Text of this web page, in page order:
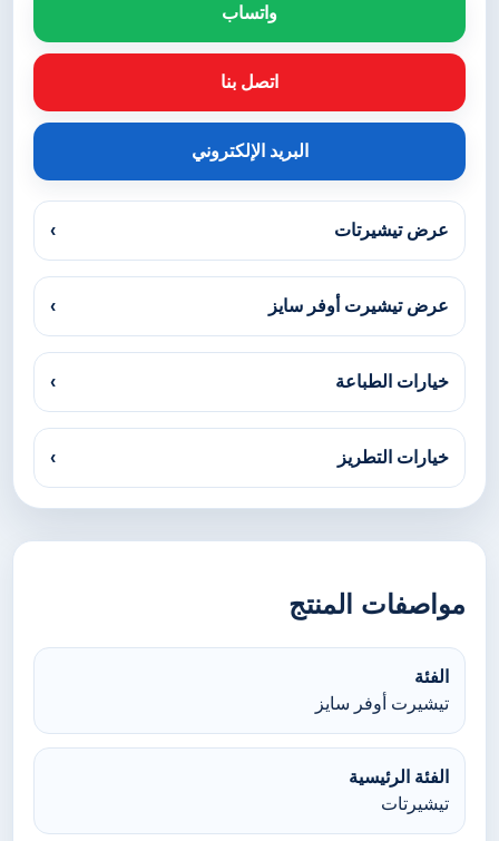
واتساب
اتصل بنا
البريد الإلكتروني
عرض تيشيرتات ›
عرض تيشيرت أوفر سايز ›
خيارات الطباعة ›
خيارات التطريز ›
مواصفات المنتج
الفئة
تيشيرت أوفر سايز
الفئة الرئيسية
تيشيرتات